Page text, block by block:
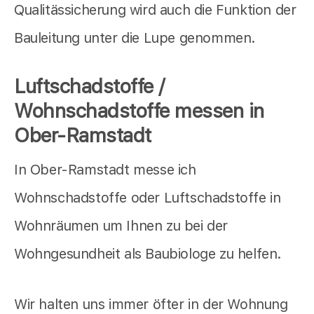
Qualitässicherung wird auch die Funktion der
Bauleitung unter die Lupe genommen.
Luftschadstoffe /
Wohnschadstoffe messen in
Ober-Ramstadt
In Ober-Ramstadt messe ich
Wohnschadstoffe oder Luftschadstoffe in
Wohnräumen um Ihnen zu bei der
Wohngesundheit als Baubiologe zu helfen.
Wir halten uns immer öfter in der Wohnung